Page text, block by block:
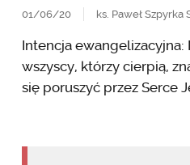
01/06/20 ks. Paweł Szpyrka
Intencja
wszyscy, którzy cierpią,
się poruszyć przez Serce